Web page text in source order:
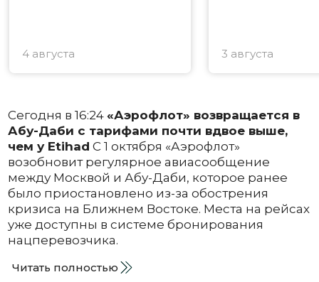
4 августа 3 августа
Сегодня в 16:24 «Аэрофлот» возвращается в
Абу-Даби с тарифами почти вдвое выше,
чем у Etihad С 1 октября «Аэрофлот»
возобновит регулярное авиасообщение
между Москвой и Абу-Даби, которое ранее
было приостановлено из-за обострения
кризиса на Ближнем Востоке. Места на рейсах
уже доступны в системе бронирования
нацперевозчика.
Читать полностью